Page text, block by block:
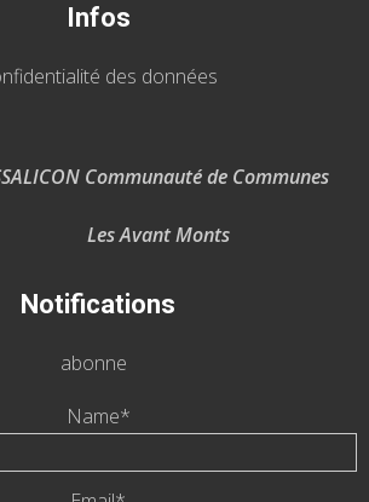
Infos
des données
Communauté de Communes
Avant Monts
Notifications
abonne
Name*